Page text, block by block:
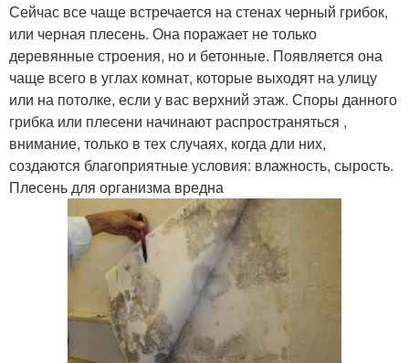
Сейчас все чаще встречается на стенах черный грибок,
или черная плесень. Она поражает не только
деревянные строения, но и бетонные. Появляется она
чаще всего в углах комнат, которые выходят на улицу
или на потолке, если у вас верхний этаж. Споры данного
грибка или плесени начинают распространяться ,
внимание, только в тех случаях, когда дли них,
создаются благоприятные условия: влажность, сырость.
Плесень для организма вредна